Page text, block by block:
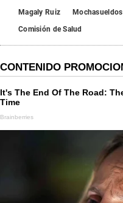
Magaly Ruiz Mochasueldos
Comisión de Salud